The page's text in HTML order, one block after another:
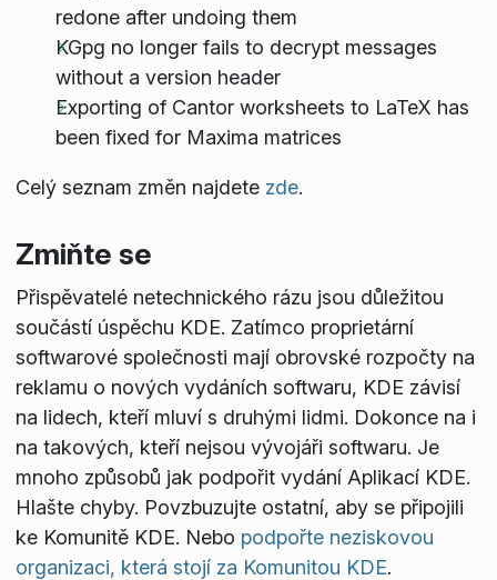
redone after undoing them
KGpg no longer fails to decrypt messages
without a version header
Exporting of Cantor worksheets to LaTeX has
been fixed for Maxima matrices
Celý seznam změn najdete zde.
Zmiňte se
Přispěvatelé netechnického rázu jsou důležitou
součástí úspěchu KDE. Zatímco proprietární
softwarové společnosti mají obrovské rozpočty na
reklamu o nových vydáních softwaru, KDE závisí
na lidech, kteří mluví s druhými lidmi. Dokonce na i
na takových, kteří nejsou vývojáři softwaru. Je
mnoho způsobů jak podpořit vydání Aplikací KDE.
Hlašte chyby. Povzbuzujte ostatní, aby se připojili
ke Komunitě KDE. Nebo podpořte neziskovou
organizaci, která stojí za Komunitou KDE.